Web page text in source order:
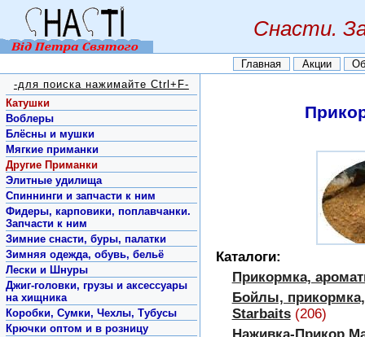
Снасти.
Главная Акции
Каталоги:
Прикормка,
Бойлы,
Starbaits (206)
-для поиска нажимайте Ctrl+F-
Катушки
Воблеры
Блёсны и мушки
Мягкие приманки
Другие Приманки
Элитные удилища
Спиннинги и запчасти к ним
Фидеры, карповики, поплавчанки.
Запчасти к ним
Зимние снасти, буры, палатки
Зимняя одежда, обувь, бельё
Лески и Шнуры
Джиг-головки, грузы и аксессуары
на хищника
Коробки, Сумки, Чехлы, Тубусы
Крючки оптом и в розницу